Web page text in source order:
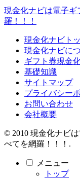
現金化ナビは電子ギ
羅！！！
現金化ナビト
現金化ナビに
ギフト券現金
基礎知識
サイトマップ
プライバシー
お問い合わせ
会社概要
© 2010 現金化ナビ
べてを網羅！！！.
メニュー
トップ